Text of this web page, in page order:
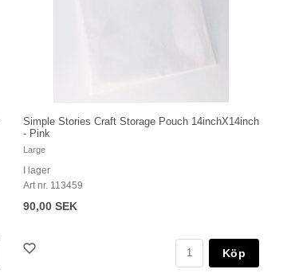
Simple Stories Craft Storage Pouch 14inchX14inch
- Pink
Large
I lager
Art nr. 113459
90,00 SEK
Köp